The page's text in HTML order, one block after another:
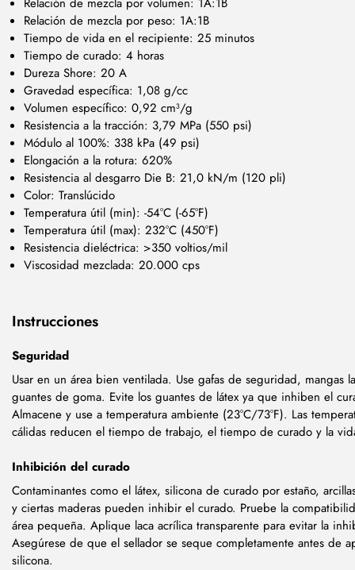
Relación de mezcla por peso: 1A:1B
Tiempo de vida en el recipiente: 25 minutos
Tiempo de curado: 4 horas
Dureza Shore: 20 A
Gravedad específica: 1,08 g/cc
Volumen específico: 0,92 cm³/g
Resistencia a la tracción: 3,79 MPa (550 psi)
Módulo al 100%: 338 kPa (49 psi)
Elongación a la rotura: 620%
Resistencia al desgarro Die B: 21,0 kN/m (120 pli)
Color: Translúcido
Temperatura útil (min): -54°C (-65°F)
Temperatura útil (max): 232°C (450°F)
Resistencia dieléctrica: >350 voltios/mil
Viscosidad mezclada: 20.000 cps
Instrucciones
Seguridad
Usar en un área bien ventilada. Use gafas de seguridad, mangas
guantes de goma. Evite los guantes de látex ya que inhiben el
Almacene y use a temperatura ambiente (23°C/73°F). Las
cálidas reducen el tiempo de trabajo, el tiempo de curado y la
Inhibición del curado
Contaminantes como el látex, silicona de curado por estaño,
y ciertas maderas pueden inhibir el curado. Pruebe la
área pequeña. Aplique laca acrílica transparente para evitar la
Asegúrese de que el sellador se seque completamente antes de
silicona.